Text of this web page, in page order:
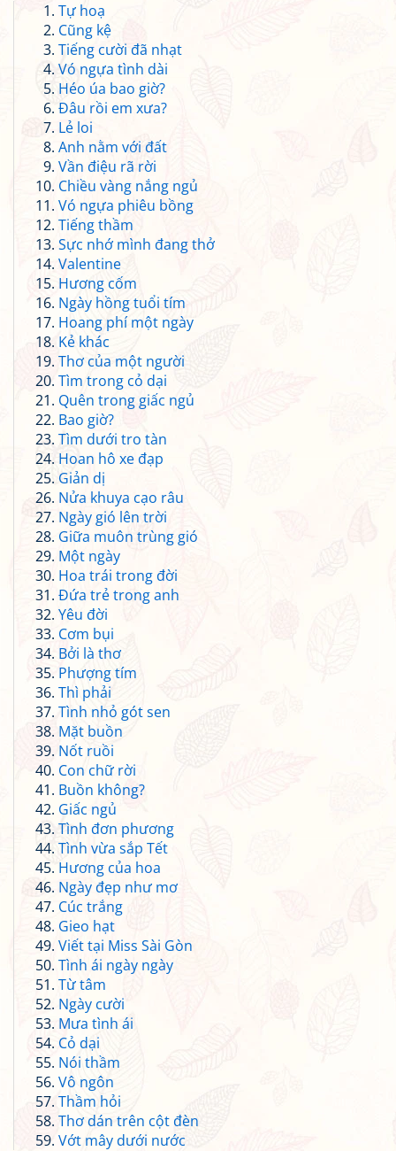
Tự hoạ
Cũng kệ
Tiếng cười đã nhạt
Vó ngựa tình dài
Héo úa bao giờ?
Đâu rồi em xưa?
Lẻ loi
Anh nằm với đất
Vần điệu rã rời
Chiều vàng nắng ngủ
Vó ngựa phiêu bồng
Tiếng thầm
Sực nhớ mình đang thở
Valentine
Hương cốm
Ngày hồng tuổi tím
Hoang phí một ngày
Kẻ khác
Thơ của một người
Tìm trong cỏ dại
Quên trong giấc ngủ
Bao giờ?
Tìm dưới tro tàn
Hoan hô xe đạp
Giản dị
Nửa khuya cạo râu
Ngày gió lên trời
Giữa muôn trùng gió
Một ngày
Hoa trái trong đời
Đứa trẻ trong anh
Yêu đời
Cơm bụi
Bởi là thơ
Phượng tím
Thì phải
Tình nhỏ gót sen
Mặt buồn
Nốt ruồi
Con chữ rời
Buồn không?
Giấc ngủ
Tình đơn phương
Tình vừa sắp Tết
Hương của hoa
Ngày đẹp như mơ
Cúc trắng
Gieo hạt
Viết tại Miss Sài Gòn
Tình ái ngày ngày
Từ tâm
Ngày cười
Mưa tình ái
Cỏ dại
Nói thầm
Vô ngôn
Thầm hỏi
Thơ dán trên cột đèn
Vớt mây dưới nước